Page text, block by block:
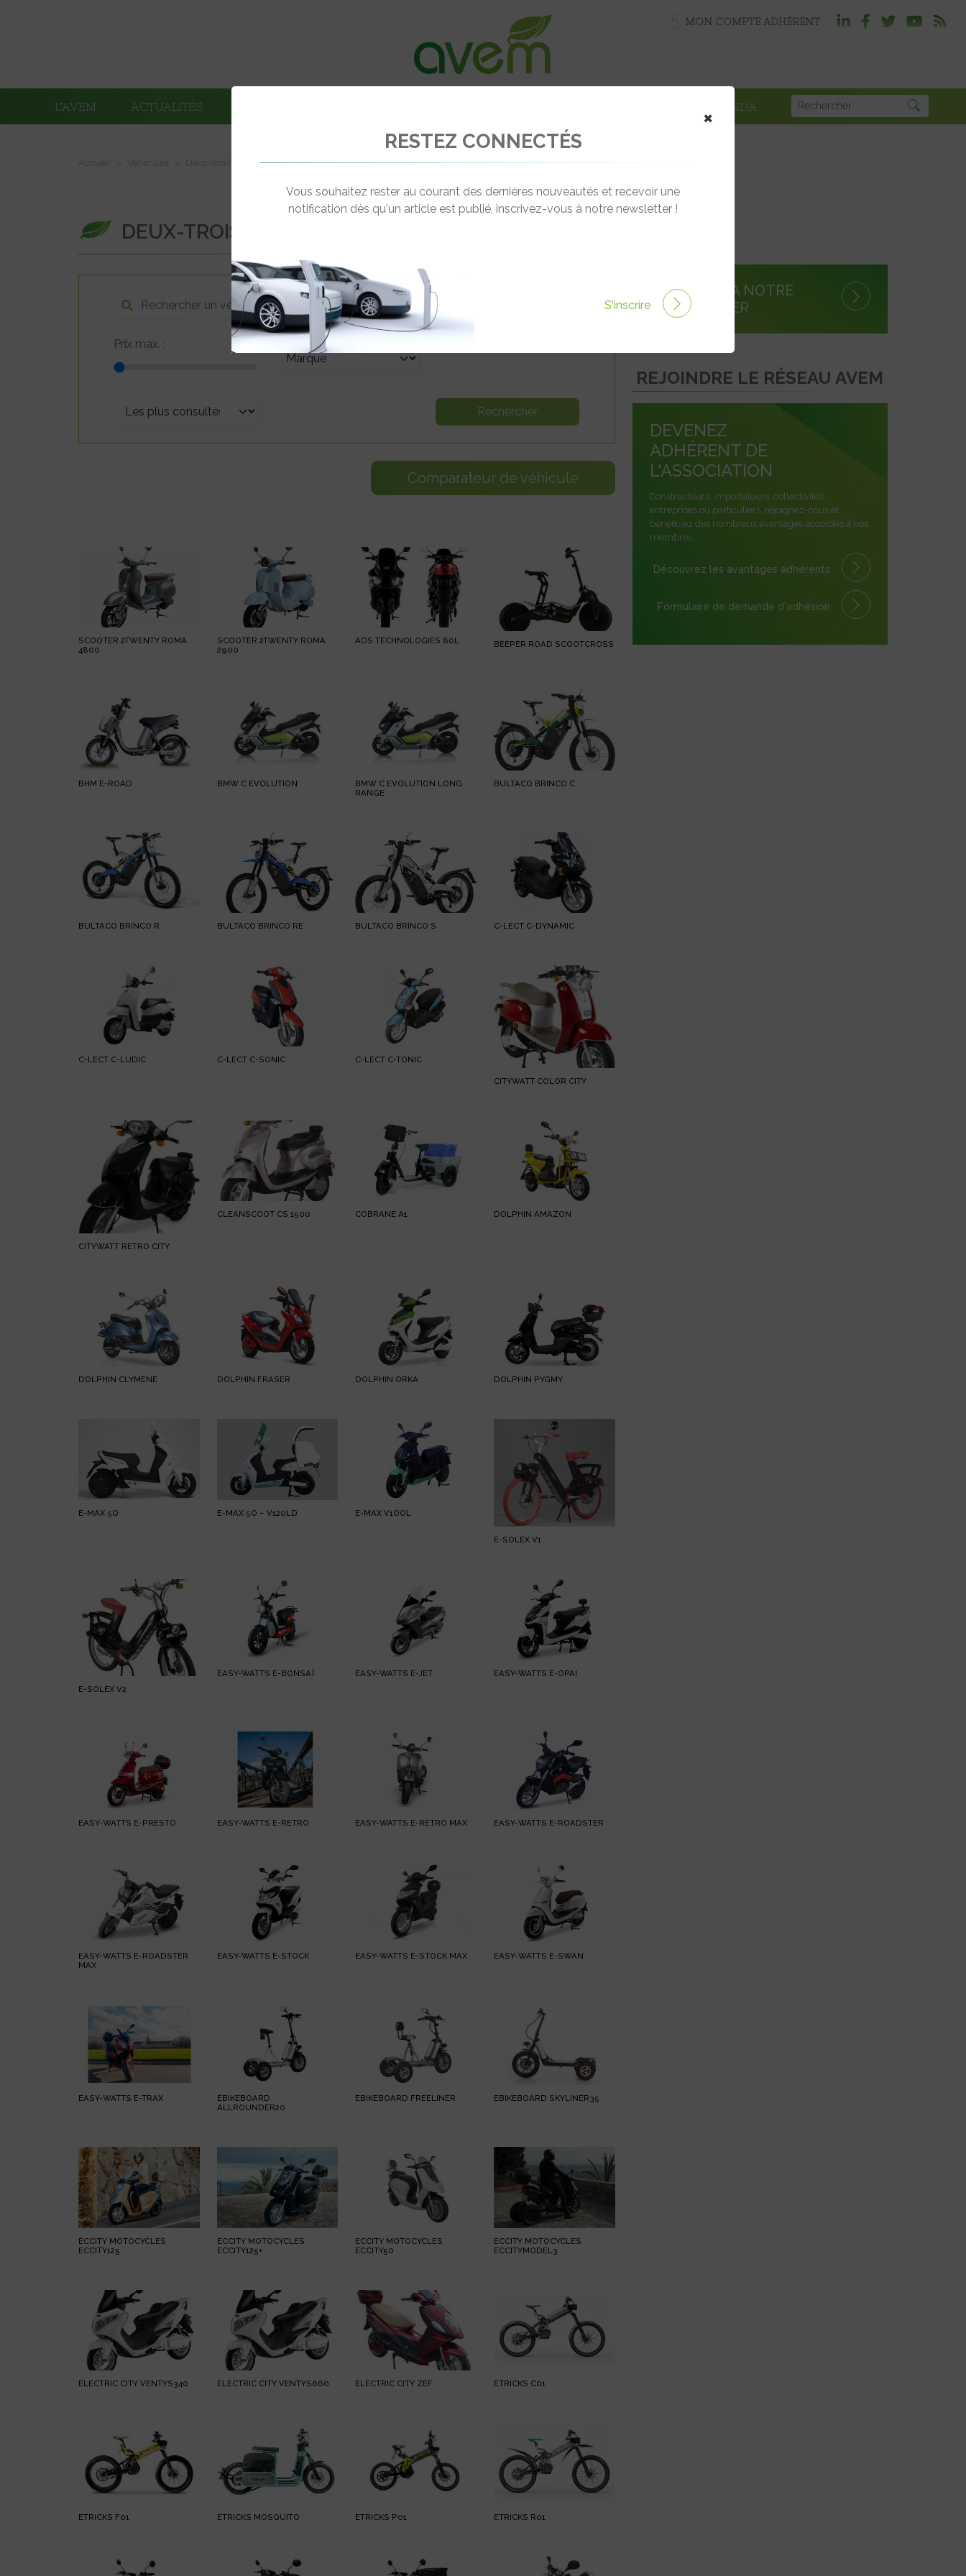
MON COMPTE ADHÉRENT
L’AVEM ACTUALITÉS AGENDA
Deux-trois roues électriques
DEUX-TROIS ROUES ÉLECTRIQUES
Prix max. :
Comparateur de véhicule
SCOOTER 2TWENTY ROMA
4800
SCOOTER 2TWENTY ROMA
2900
ADS TECHNOLOGIES 80L BEEPER ROAD SCOOTCROSS
BHM E-ROAD BMW C EVOLUTION
BMW C EVOLUTION LONG
RANGE
BULTACO BRINCO C
BULTACO BRINCO R BULTACO BRINCO RE BULTACO BRINCO S C-LECT C-DYNAMIC
C-LECT C-LUDIC C-LECT C-SONIC C-LECT C-TONIC
CITYWATT COLOR CITY
CITYWATT RETRO CITY
CLEANSCOOT CS 1500 COBRANE A1 DOLPHIN AMAZON
DOLPHIN CLYMENE DOLPHIN FRASER DOLPHIN ORKA DOLPHIN PYGMY
E-MAX 5O E-MAX 5O – V120LD E-MAX V1OOL
E-SOLEX V1
E-SOLEX V2
EASY-WATTS E-BONSAÏ EASY-WATTS E-JET EASY-WATTS E-OPAI
EASY-WATTS E-PRESTO EASY-WATTS E-RETRO EASY-WATTS E-RETRO MAX EASY-WATTS E-ROADSTER
EASY-WATTS E-ROADSTER
MAX
EASY-WATTS E-STOCK EASY-WATTS E-STOCK MAX EASY-WATTS E-SWAN
EASY-WATTS E-TRAX
EBIKEBOARD
ALLROUNDER20
EBIKEBOARD FREELINER EBIKEBOARD SKYLINER35
ECCITY MOTOCYCLES
ECCITY125
ECCITY MOTOCYCLES
ECCITY125+
ECCITY MOTOCYCLES
ECCITY50
ECCITY MOTOCYCLES
ECCITYMODEL3
ELECTRIC CITY VENTYS340 ELECTRIC CITY VENTYS660 ELECTRIC CITY ZEF ETRICKS C01
ETRICKS F01 ETRICKS MOSQUITO ETRICKS P01 ETRICKS R01
S'INSCRIRE À NOTRE
NEWSLETTER
REJOINDRE LE RÉSEAU AVEM
DEVENEZ
ADHÉRENT DE
L'ASSOCIATION
Constructeurs, importateurs, collectivités,
entreprises ou particuliers, rejoignez-nous et
bénéficiez des nombreux avantages accordés à nos
membres.
Découvrez les avantages adhérents
Formulaire de demande d'adhésion
×
RESTEZ CONNECTÉS
Vous souhaitez rester au courant des dernières nouveautés et recevoir une
notification dès qu'un article est publié, inscrivez-vous à notre newsletter !
S'inscrire